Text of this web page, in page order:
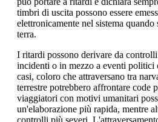
timbri di uscita possono essere
elettronicamente nel sistema quando
terra.
I ritardi possono derivare da
incidenti o in mezzo a eventi politici
casi, coloro che attraversano tra
terrestre potrebbero affrontare code
viaggiatori con motivi umanitari
un'elaborazione più rapida, mentre
controlli più severi.